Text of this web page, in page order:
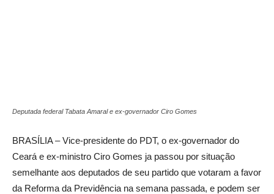
Deputada federal Tabata Amaral e ex-governador Ciro Gomes
BRASÍLIA – Vice-presidente do PDT, o ex-governador do
Ceará e ex-ministro Ciro Gomes ja passou por situação
semelhante aos deputados de seu partido que votaram a favor
da Reforma da Previdência na semana passada, e podem ser